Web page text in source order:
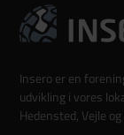
Insero er en
udvikling i vores
Hedensted, Vejle